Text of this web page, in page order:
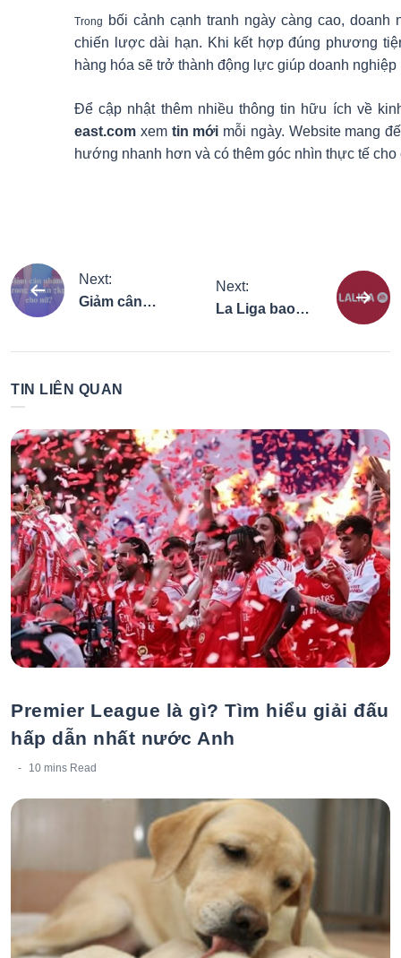
Trong
bối cảnh cạnh tranh ngày càng cao,
chiến lược dài hạn. Khi kết hợp đúng phương
hàng hóa sẽ trở thành động lực giúp doanh
Để cập nhật thêm nhiều thông tin hữu ích về
east.com xem tin mới mỗi ngày. Website mang
hướng nhanh hơn và có thêm góc nhìn thực tế cho
Điều
bài
viết
Next:
Giảm cân
biết
Next:
La Liga bao
đấu? Giải thích
TIN LIÊN QUAN
Premier League là gì? Tìm hiểu giải đấu
hấp dẫn nhất nước Anh
10 mins Read